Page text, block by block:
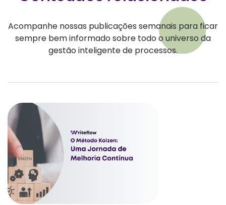
Acompanhe nossas publicações semanais para ficar
sempre bem informado sobre todo o universo da
gestão inteligente de processos.